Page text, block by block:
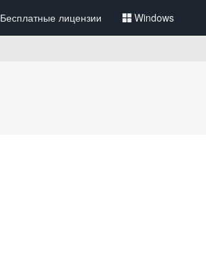
Бесплатные лицензии Windows